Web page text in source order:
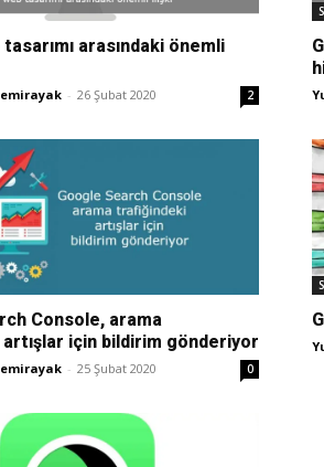
arasındaki önemli
- 26 Şubat 2020 2
Console, arama
için bildirim gönderiyor
- 25 Şubat 2020 0